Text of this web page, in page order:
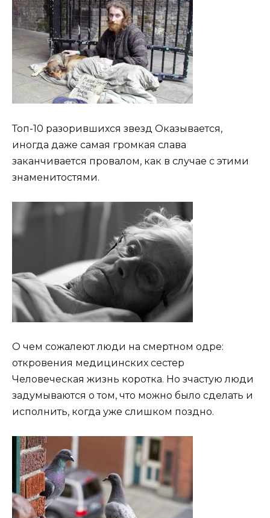
Топ-10 разорившихся звезд Оказывается,
иногда даже самая громкая слава
заканчивается провалом, как в случае с этими
знаменитостями.
О чем сожалеют люди на смертном одре:
откровения медицинских сестер
Человеческая жизнь коротка. Но зчастую люди
задумываются о том, что можно было сделать и
исполнить, когда уже слишком поздно.